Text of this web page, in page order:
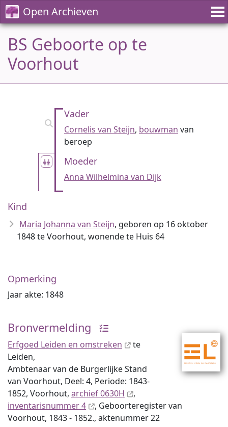
Open Archieven
BS Geboorte op te
Voorhout
Vader
Cornelis van Steijn, bouwman van
beroep
Moeder
Anna Wilhelmina van Dijk
Kind
Maria Johanna van Steijn, geboren op 16 oktober
1848 te Voorhout, wonende te Huis 64
Opmerking
Jaar akte: 1848
Bronvermelding
Erfgoed Leiden en omstreken
te
Leiden,
Ambtenaar van de Burgerlijke Stand
van Voorhout, Deel: 4, Periode: 1843-
1852, Voorhout, archief 0630H
,
inventaris­num­mer 4
, Geboorteregister van
Voorhout, 1843 - 1852., aktenummer 22